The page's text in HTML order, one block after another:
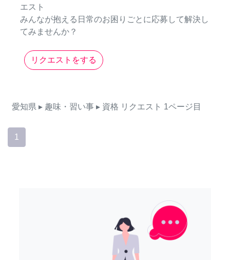
エスト
みんなが抱える日常のお困りごとに応募して解決し
てみませんか？
リクエストをする
愛知県 ▸ 趣味・習い事 ▸ 資格 リクエスト 1ページ目
1